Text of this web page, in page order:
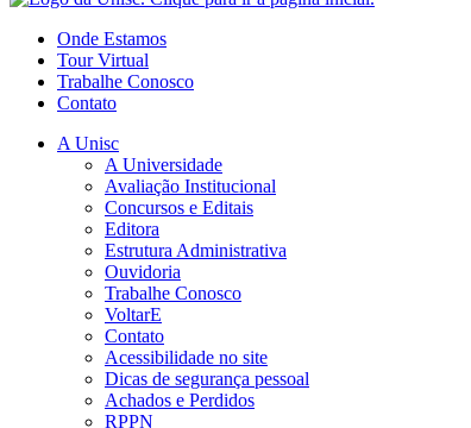
Onde Estamos
Tour Virtual
Trabalhe Conosco
Contato
A Unisc
A Universidade
Avaliação Institucional
Concursos e Editais
Editora
Estrutura Administrativa
Ouvidoria
Trabalhe Conosco
VoltarE
Contato
Acessibilidade no site
Dicas de segurança pessoal
Achados e Perdidos
RPPN